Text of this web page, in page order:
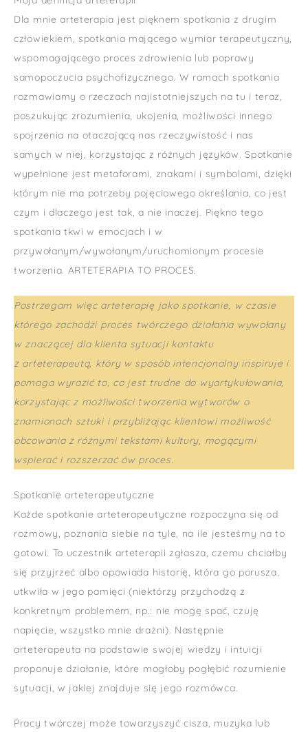
Dla mnie arteterapia jest pięknem spotkania z drugim
człowiekiem, spotkania mającego wymiar terapeutyczny,
wspomagającego proces zdrowienia lub poprawy
samopoczucia psychofizycznego. W ramach spotkania
rozmawiamy o rzeczach najistotniejszych na tu i teraz,
poszukując zrozumienia, ukojenia, możliwości innego
spojrzenia na otaczającą nas rzeczywistość i nas
samych w niej, korzystając z różnych języków. Spotkanie
wypełnione jest metaforami, znakami i symbolami, dzięki
którym nie ma potrzeby pojęciowego określania, co jest
czym i dlaczego jest tak, a nie inaczej. Piękno tego
spotkania tkwi w emocjach i w
przywołanym/wywołanym/uruchomionym procesie
tworzenia. ARTETERAPIA TO PROCES.
Postrzegam więc arteterapię jako spotkanie, w czasie
którego zachodzi proces twórczego działania wywołany
w znaczącej dla klienta sytuacji kontaktu
z arteterapeutą, który w sposób intencjonalny inspiruje i
pomaga wyrazić to, co jest trudne do wyartykułowania,
korzystając z możliwości tworzenia wytworów o
znamionach sztuki i przybliżając klientowi możliwość
obcowania z różnymi tekstami kultury, mogącymi
wspierać i rozszerzać ów proces.
Spotkanie arteterapeutyczne
Każde spotkanie arteterapeutyczne rozpoczyna się od
rozmowy, poznania siebie na tyle, na ile jesteśmy na to
gotowi. To uczestnik arteterapii zgłasza, czemu chciałby
się przyjrzeć albo opowiada historię, która go porusza,
utkwiła w jego pamięci (niektórzy przychodzą z
konkretnym problemem, np.: nie mogę spać, czuję
napięcie, wszystko mnie drażni). Następnie
arteterapeuta na podstawie swojej wiedzy i intuicji
proponuje działanie, które mogłoby pogłębić rozumienie
sytuacji, w jakiej znajduje się jego rozmówca.
Pracy twórczej może towarzyszyć cisza, muzyka lub